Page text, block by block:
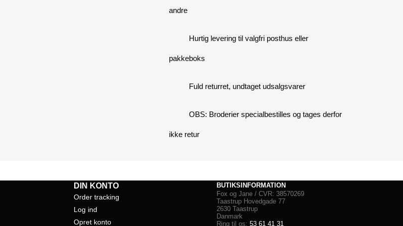
andre
Hurtig levering til valgfri posthus eller
pakkeboks
Fuld returret, undtaget udsalgsvarer
OBS: Broderier specialbestilles og tages derfor
ikke retur
DIN KONTO
Order tracking
Log ind
Opret konto
BUTIKSINFORMATION
Fox og Jane / CVR: 38570269
Taastrup Hovedgade 77
2630 Taastrup
Danmark
Ring til os: 53 61 41 31